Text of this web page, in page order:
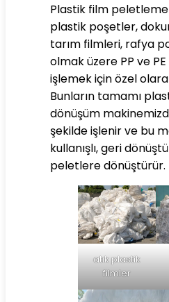
Plastik film
plastik poşetler,
tarım filmleri, rafya
olmak üzere PP ve
işlemek için özel
Bunların tamamı
dönüşüm
şekilde işlenir ve bu
kullanışlı, geri
peletlere dönüştürür.
atık plastik
filmler